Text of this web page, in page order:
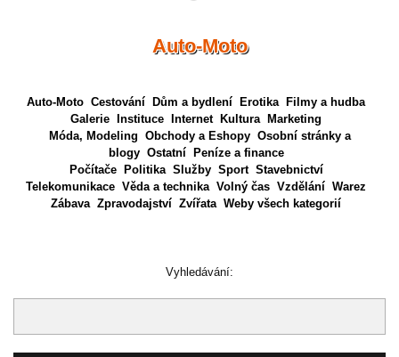
Auto-Moto
Auto-Moto Cestování Dům a bydlení Erotika
Filmy a hudba
Galerie
Instituce Internet Kultura
Marketing
Móda, Modeling Obchody a Eshopy Osobní stránky a
blogy Ostatní
Peníze a finance
Počítače
Politika Služby Sport Stavebnictví
Telekomunikace Věda a technika Volný čas Vzdělání Warez
Zábava Zpravodajství Zvířata Weby všech kategorií
Vyhledávání: